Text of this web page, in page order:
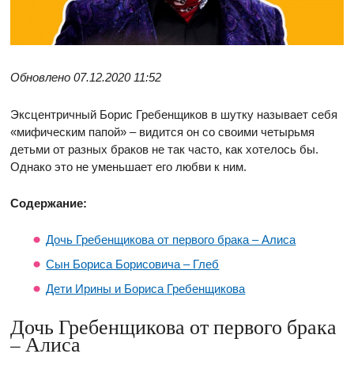
Обновлено 07.12.2020 11:52
Эксцентричный Борис Гребенщиков в шутку называет себя
«мифическим папой» – видится он со своими четырьмя
детьми от разных браков не так часто, как хотелось бы.
Однако это не уменьшает его любви к ним.
Содержание:
Дочь Гребенщикова от первого брака – Алиса
Сын Бориса Борисовича – Глеб
Дети Ирины и Бориса Гребенщикова
Дочь Гребенщикова от первого брака
– Алиса